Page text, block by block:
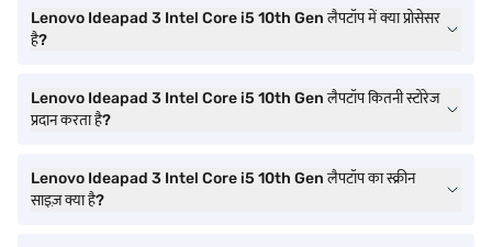
Lenovo Ideapad 3 Intel Core i5 10th Gen लैपटॉप में क्या प्रोसेसर
है?
Lenovo Ideapad 3 Intel Core i5 10th Gen लैपटॉप कितनी स्टोरेज
प्रदान करता है?
Lenovo Ideapad 3 Intel Core i5 10th Gen लैपटॉप का स्क्रीन
साइज़ क्या है?